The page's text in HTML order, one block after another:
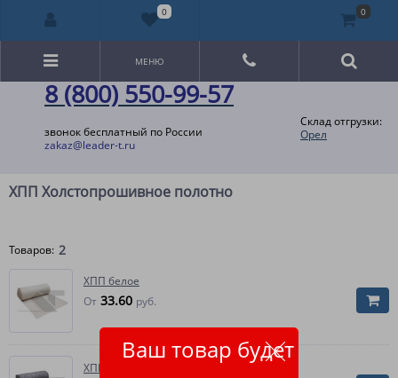
8 (800) 550-99-57
звонок бесплатный по России
zakaz@leader-t.ru
Склад отгрузки:
Орел
Ваш товар будет
МЕНЮ
ХПП Холстопрошивное полотно
Товаров: 2
ХПП белое
От 33.60 руб.
ХПП серое
0 0